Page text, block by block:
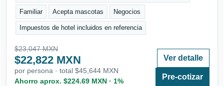
Familiar Acepta mascotas Negocios
Impuestos de hotel incluidos en referencia
$23,047 MXN
$22,822 MXN
por persona · total $45,644 MXN
Ahorro aprox. $224.69 MXN · 1%
Ver detalle
Pre-cotizar